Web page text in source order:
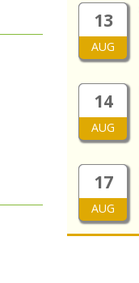
13
AUG
14
AUG
17
AUG